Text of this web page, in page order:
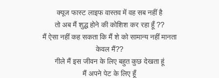
क्यूज फास्ट लाइफ वास्तव में वह सब नहीं है
तो अब मैं शुद्ध होने की कोशिश कर रहा हूँ ??
मैं ऐसा नहीं कह सकता कि मैं शे को सामान्य नहीं मानता
केवल मैं??
गीले मैं इस जीवन के लिए बहुत कुछ देखता हूं
मैं अपने पेट के लिए हूँ